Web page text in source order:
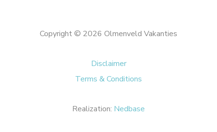
Copyright © 2026 Olmenveld Vakanties
Disclaimer
Terms & Conditions
Realization: Nedbase